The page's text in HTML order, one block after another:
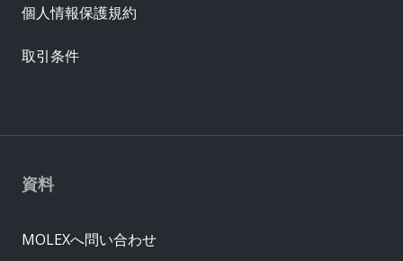
資料
MOLEXへ問い合わせ
個人情報保護規約
取引条件